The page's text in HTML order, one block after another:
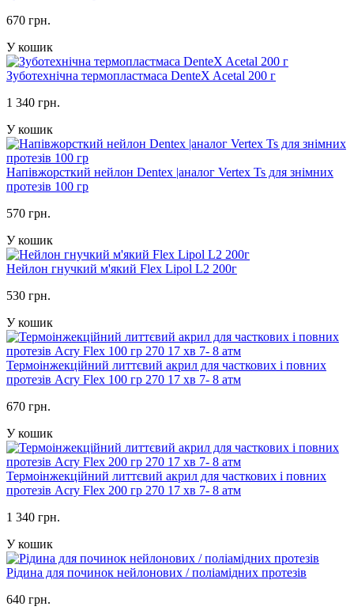
670 грн.
У кошик
Зуботехнічна термопластмаса DenteX Acetal 200 г
1 340 грн.
У кошик
Напівжорсткий нейлон Dentex |аналог Vertex Ts для знімних
протезів 100 гр
570 грн.
У кошик
Нейлон гнучкий м'який Flex Lipol L2 200г
530 грн.
У кошик
Термоінжекційний литтєвий акрил для часткових і повних
протезів Acry Flex 100 гр 270 17 хв 7- 8 атм
670 грн.
У кошик
Термоінжекційний литтєвий акрил для часткових і повних
протезів Acry Flex 200 гр 270 17 хв 7- 8 атм
1 340 грн.
У кошик
Рідина для починок нейлонових / поліамідних протезів
640 грн.